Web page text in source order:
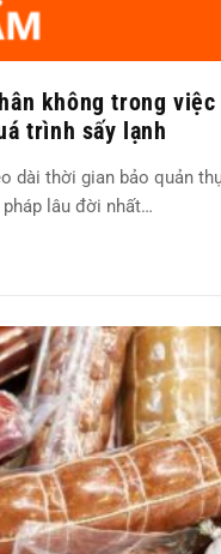
không trong việc
trình sấy lạnh
dài thời gian bảo quản
lâu đời nhất…